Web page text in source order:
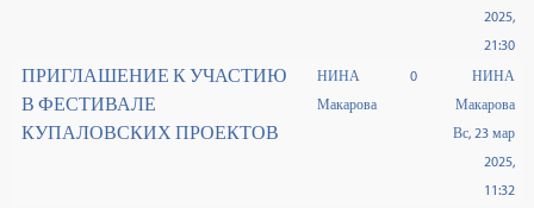
2025,
21:30
ПРИГЛАШЕНИЕ К УЧАСТИЮ
В ФЕСТИВАЛЕ
КУПАЛОВСКИХ ПРОЕКТОВ
НИНА
Макарова
0
НИНА
Макарова
Вс, 23 мар
2025,
11:32